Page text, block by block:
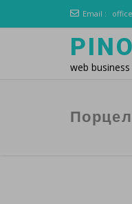
Email :
web